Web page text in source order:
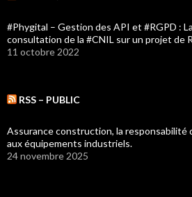
#Phygital – Gestion des API et #RGPD :
consultation de la #CNIL sur un projet de
11 octobre 2022
RSS – PUBLIC
Assurance construction, la responsabilité
aux équipements industriels.
24 novembre 2025